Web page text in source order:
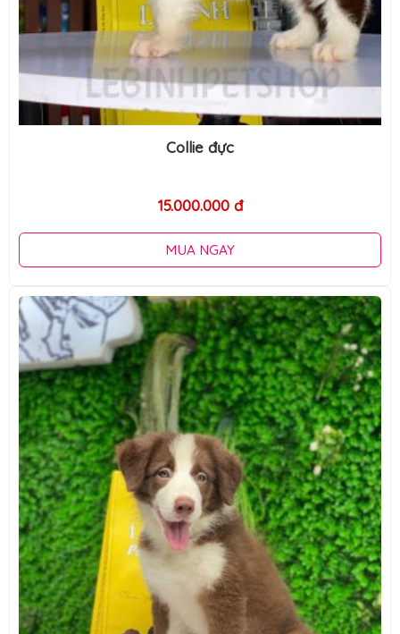
Collie đực
15.000.000 đ
MUA NGAY